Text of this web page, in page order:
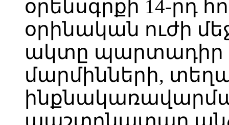
օրենսգրքի 14-րդ
օրինական ուժի
ակտը պարտադիր
մարմինների,